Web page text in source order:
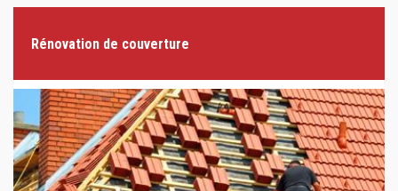
Rénovation de couverture